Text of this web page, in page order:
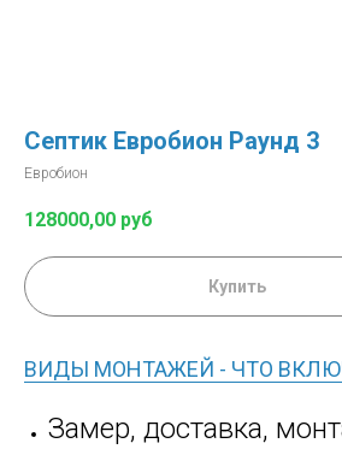
Септик Евробион Раунд 3
Евробион
128000,00 руб
Купить
ВИДЫ МОНТАЖЕЙ - ЧТО
Замер, доставка,